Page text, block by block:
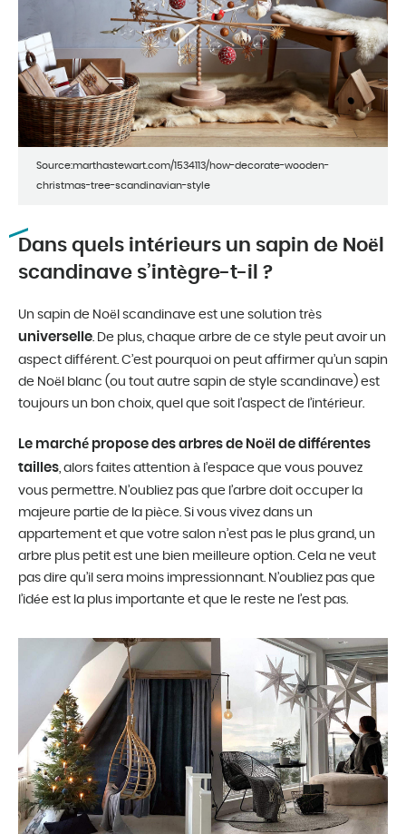
Source:marthastewart.com/1534113/how-decorate-wooden-
christmas-tree-scandinavian-style
Dans quels intérieurs un sapin de Noël
scandinave s’intègre-t-il ?
Un sapin de Noël scandinave est une solution très
universelle. De plus, chaque arbre de ce style peut avoir un
aspect différent. C’est pourquoi on peut affirmer qu’un sapin
de Noël blanc (ou tout autre sapin de style scandinave) est
toujours un bon choix, quel que soit l’aspect de l’intérieur.
Le marché propose des arbres de Noël de différentes
tailles, alors faites attention à l’espace que vous pouvez
vous permettre. N’oubliez pas que l’arbre doit occuper la
majeure partie de la pièce. Si vous vivez dans un
appartement et que votre salon n’est pas le plus grand, un
arbre plus petit est une bien meilleure option. Cela ne veut
pas dire qu’il sera moins impressionnant. N’oubliez pas que
l’idée est la plus importante et que le reste ne l’est pas.